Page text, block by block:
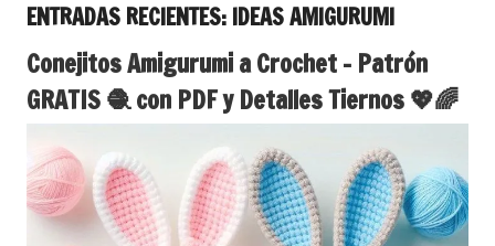
ENTRADAS RECIENTES: IDEAS AMIGURUMI
Conejitos Amigurumi a Crochet – Patrón
GRATIS 🧶 con PDF y Detalles Tiernos 💖🌈